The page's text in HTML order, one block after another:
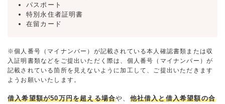
パスポート
特別永住者証明書
在留カード
※個人番号（マイナンバー）が記載されている本人確認書類または収
入証明書類などをご提出いただく際は、個人番号（マイナンバー）が
記載されている箇所を見えないように加工して、ご提出いただきます
ようお願いいたします。
借入希望額が50万円を超える場合や、 他社借入と借入希望額の合